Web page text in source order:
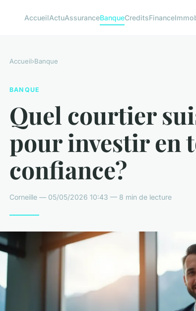
AccueilActuAssuranceBanqueCreditsFinance
Accueil›Banque
BANQUE
Quel courtier
pour investir en
confiance?
Corneille — 05/05/2026 10:43 — 8 min de lecture